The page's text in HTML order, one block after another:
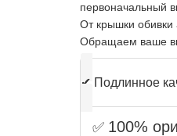
первоначальный
От крышки обивки
Обращаем ваше
✔ Подлинное
✅ 100%